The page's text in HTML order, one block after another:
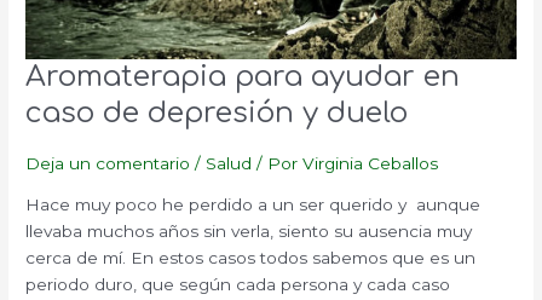
Aromaterapia para ayudar en
caso de depresión y duelo
Deja un comentario / Salud / PorVirginia Ceballos
Hace muy poco he perdido a un ser querido y aunque
llevaba muchos años sin verla, siento su ausencia muy
cerca de mí. En estos casos todos sabemos que es un
periodo duro, que según cada persona y cada caso